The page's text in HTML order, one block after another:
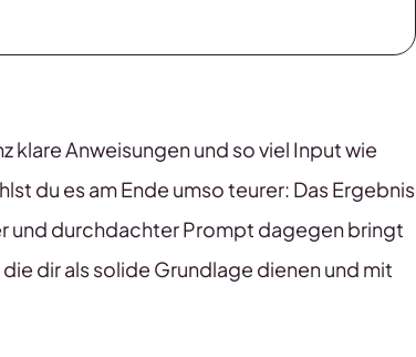
klare Anweisungen und so viel Input wie
du es am Ende umso teurer: Das Ergebnis
und durchdachter Prompt dagegen bringt
dir als solide Grundlage dienen und mit